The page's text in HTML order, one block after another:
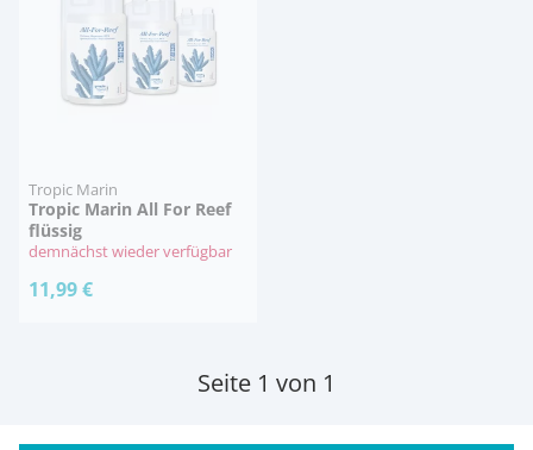
Tropic Marin
Tropic Marin All For Reef
flüssig
demnächst wieder verfügbar
11,99 €
Seite 1 von 1